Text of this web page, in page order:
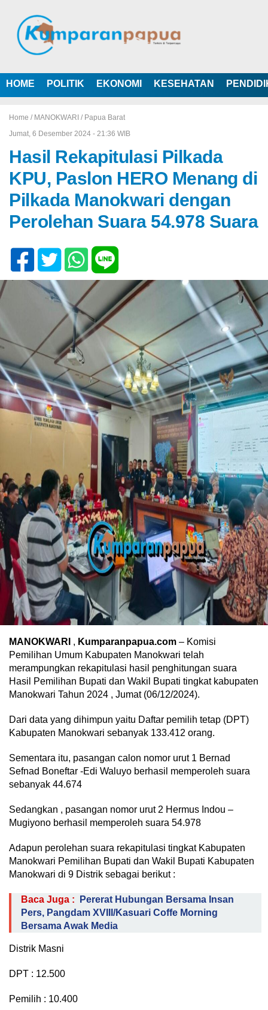
HOME POLITIK EKONOMI KESEHATAN
Home / MANOKWARI / Papua Barat
Jumat, 6 Desember 2024 - 21:36 WIB
Hasil Rekapitulasi Pilkada
KPU, Paslon HERO Menang di
Pilkada Manokwari dengan
Perolehan Suara 54.978 Suara
MANOKWARI , Kumparanpapua.com – Komisi
Pemilihan Umum Kabupaten Manokwari telah
merampungkan rekapitulasi hasil penghitungan suara
Hasil Pemilihan Bupati dan Wakil Bupati tingkat kabupaten
Manokwari Tahun 2024 , Jumat (06/12/2024).
Dari data yang dihimpun yaitu Daftar pemilih tetap (DPT)
Kabupaten Manokwari sebanyak 133.412 orang.
Sementara itu, pasangan calon nomor urut 1 Bernad
Sefnad Boneftar -Edi Waluyo berhasil memperoleh suara
sebanyak 44.674
Sedangkan , pasangan nomor urut 2 Hermus Indou –
Mugiyono berhasil memperoleh suara 54.978
Adapun perolehan suara rekapitulasi tingkat Kabupaten
Manokwari Pemilihan Bupati dan Wakil Bupati Kabupaten
Manokwari di 9 Distrik sebagai berikut :
Baca Juga :
Pererat Hubungan Bersama Insan
Pers, Pangdam XVIII/Kasuari Coffe Morning
Bersama Awak Media
Distrik Masni
DPT : 12.500
Pemilih : 10.400